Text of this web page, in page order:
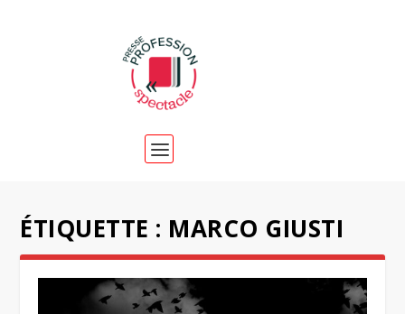
ÉTIQUETTE : MARCO GIUSTI